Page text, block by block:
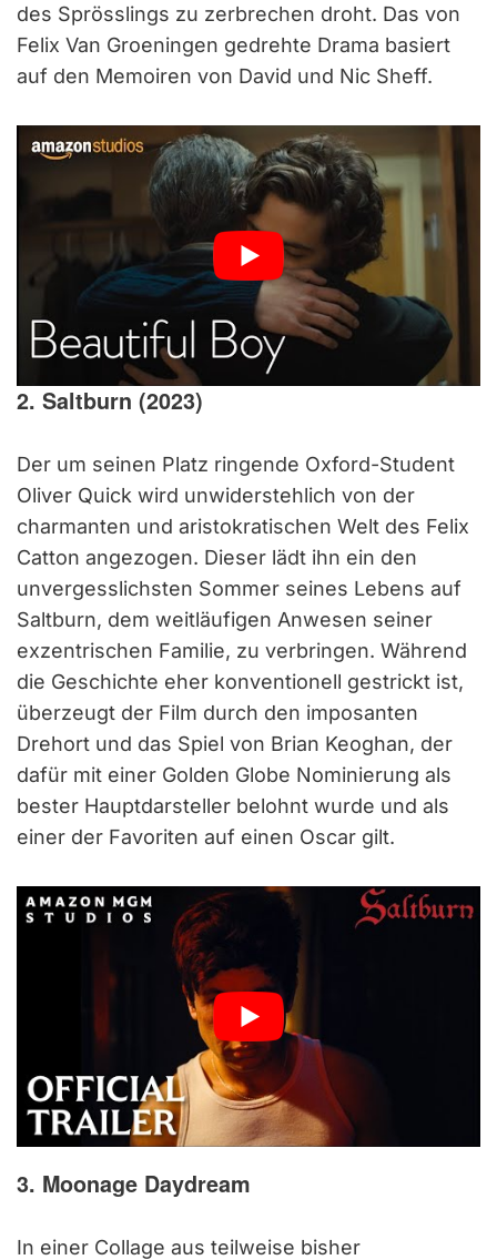
des Sprösslings zu zerbrechen droht. Das von
Felix Van Groeningen gedrehte Drama basiert
auf den Memoiren von David und Nic Sheff.
2. Saltburn (2023)
Der um seinen Platz ringende Oxford-Student
Oliver Quick wird unwiderstehlich von der
charmanten und aristokratischen Welt des Felix
Catton angezogen. Dieser lädt ihn ein den
unvergesslichsten Sommer seines Lebens auf
Saltburn, dem weitläufigen Anwesen seiner
exzentrischen Familie, zu verbringen. Während
die Geschichte eher konventionell gestrickt ist,
überzeugt der Film durch den imposanten
Drehort und das Spiel von Brian Keoghan, der
dafür mit einer Golden Globe Nominierung als
bester Hauptdarsteller belohnt wurde und als
einer der Favoriten auf einen Oscar gilt.
3. Moonage Daydream
In einer Collage aus teilweise bisher